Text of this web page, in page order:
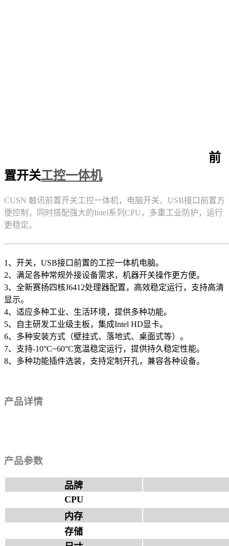
前
置开关工控一体机
CUSN 触讯前置开关工控一体机，电脑开关、USB接口前置方
便控制，同时搭配强大的Intel系列CPU，多重工业防护，运行
更稳定。
1、开关，USB接口前置的工控一体机电脑。
2、满足各种常规外接设备需求，机器开关操作更方便。
3、全新赛扬四核J6412处理器配置，高效稳定运行，支持高清
显示。
4、适应多种工业、生活环境，提供多种功能。
5、自主研发工业级主板，集成Intel HD显卡。
6、多种安装方式（壁挂式、落地式、桌面式等）。
7、支持-10°C~60°C宽温稳定运行，提供持久稳定性能。
8、多种功能插件选装，支持定制开孔，兼容各种设备。
产品详情
产品参数
品牌
CPU
内存
存储